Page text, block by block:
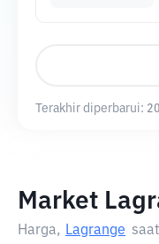
Terakhir diperbarui:
Market
Harga, Lagrange